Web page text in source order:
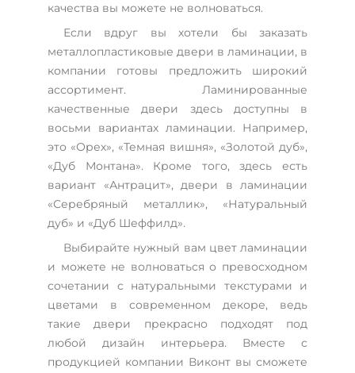
качества вы можете не волноваться.
Если вдруг вы хотели бы заказать
металлопластиковые двери в ламинации, в
компании готовы предложить широкий
ассортимент. Ламинированные
качественные двери здесь доступны в
восьми вариантах ламинации. Например,
это «Орех», «Темная вишня», «Золотой дуб»,
«Дуб Монтана». Кроме того, здесь есть
вариант «Антрацит», двери в ламинации
«Серебряный металлик», «Натуральный
дуб» и «Дуб Шеффилд».
Выбирайте нужный вам цвет ламинации
и можете не волноваться о превосходном
сочетании с натуральными текстурами и
цветами в современном декоре, ведь
такие двери прекрасно подходят под
любой дизайн интерьера. Вместе с
продукцией компании Виконт вы сможете